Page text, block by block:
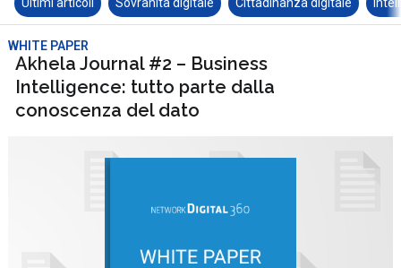
WHITE PAPER
Akhela Journal #2 – Business
Intelligence: tutto parte dalla
conoscenza del dato